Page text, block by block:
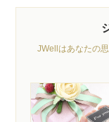
JWellはあなたの